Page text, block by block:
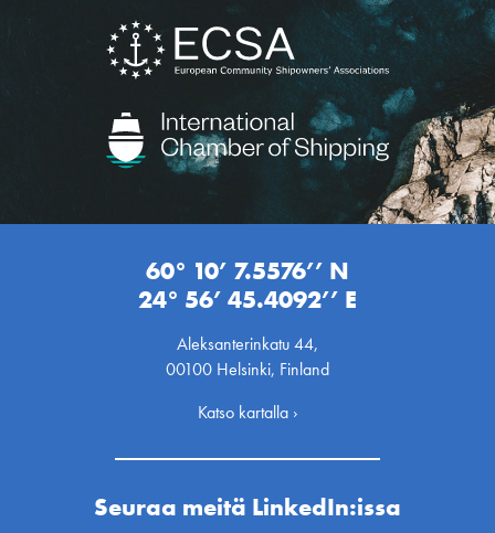
60° 10’ 7.5576’’ N
24° 56’ 45.4092’’ E
Aleksanterinkatu 44,
00100 Helsinki, Finland
Katso kartalla ›
Seuraa meitä LinkedIn:issa